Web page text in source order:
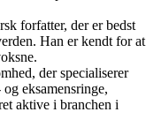
forfatter, der er bedst
Han er kendt for at
der specialiserer
eksamensringe,
aktive i branchen i